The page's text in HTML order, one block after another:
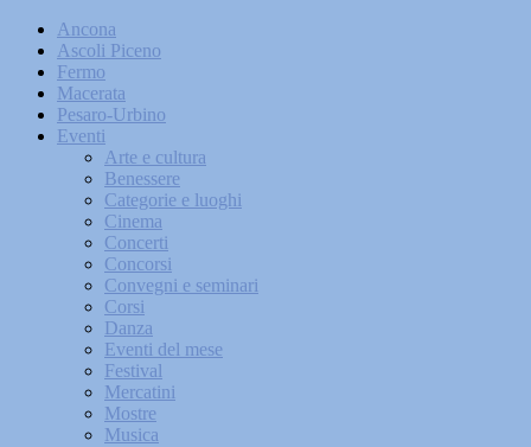
Ancona
Ascoli Piceno
Fermo
Macerata
Pesaro-Urbino
Eventi
Arte e cultura
Benessere
Categorie e luoghi
Cinema
Concerti
Concorsi
Convegni e seminari
Corsi
Danza
Eventi del mese
Festival
Mercatini
Mostre
Musica